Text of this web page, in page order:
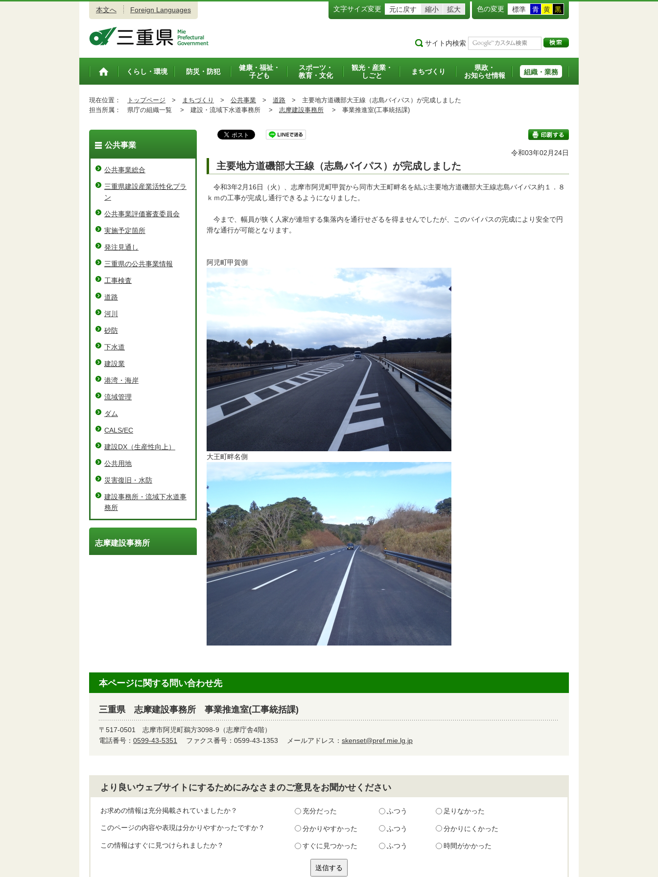
本文へ Foreign Languages 文字サイズ変更 元に戻す 縮小 拡大 色の変更 標準 青 黄 黒
サイト内検索
トップペ
くらし・環境 防災・防犯
健康・福祉・
子ども
スポーツ・
教育・文化
観光・産業・
しごと
まちづくり
県政・
お知らせ情報
組織・業務
現在位置： トップページ > まちづくり > 公共事業 > 道路 > 主要地方道磯部大王線（志島バイパス）が完成しました
担当所属：
県庁の組織一覧 > 建設・流域下水道事務所 > 志摩建設事務所 > 事業推進室(工事統括課)
印刷する
令和03年02月24日
主要地方道磯部大王線（志島バイパス）が完成しました
令和3年2月16日（火）、志摩市阿児町甲賀から同市大王町畔名を結ぶ主要地方道磯部大王線志島バイパス約１．８
ｋｍの工事が完成し通行できるようになりました。
今まで、幅員が狭く人家が連坦する集落内を通行せざるを得ませんでしたが、このバイパスの完成により安全で円
滑な通行が可能となります。
阿児町甲賀側
大王町畔名側
公共事業
公共事業総合
三重県建設産業活性化プラ
ン
公共事業評価審査委員会
実施予定箇所
発注見通し
三重県の公共事業情報
工事検査
道路
河川
砂防
下水道
建設業
港湾・海岸
流域管理
ダム
CALS/EC
建設DX（⽣産性向上）
公共用地
災害復旧・水防
建設事務所・流域下水道事
務所
志摩建設事務所
本ページに関する問い合わせ先
三重県 志摩建設事務所 事業推進室(工事統括課)
〒517-0501 志摩市阿児町鵜方3098-9（志摩庁舎4階）
電話番号： 0599-43-5351 ファクス番号：0599-43-1353 メールアドレス： skenset@pref.mie.lg.jp
より良いウェブサイトにするためにみなさまのご意見をお聞かせください
お求めの情報は充分掲載されていましたか？ 充分だった ふつう 足りなかった
このページの内容や表現は分かりやすかったですか？ 分かりやすかった ふつう 分かりにくかった
この情報はすぐに見つけられましたか？ すぐに見つかった ふつう 時間がかかった